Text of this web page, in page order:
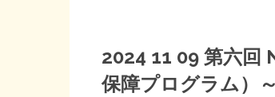
2024 11 09 第六回
保障プログラム）～